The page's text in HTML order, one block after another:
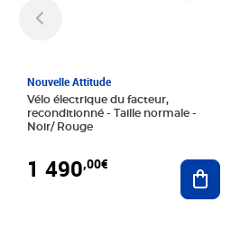
Nouvelle Attitude
Vélo électrique du facteur,
reconditionné - Taille normale -
Noir/ Rouge
1 490,00€